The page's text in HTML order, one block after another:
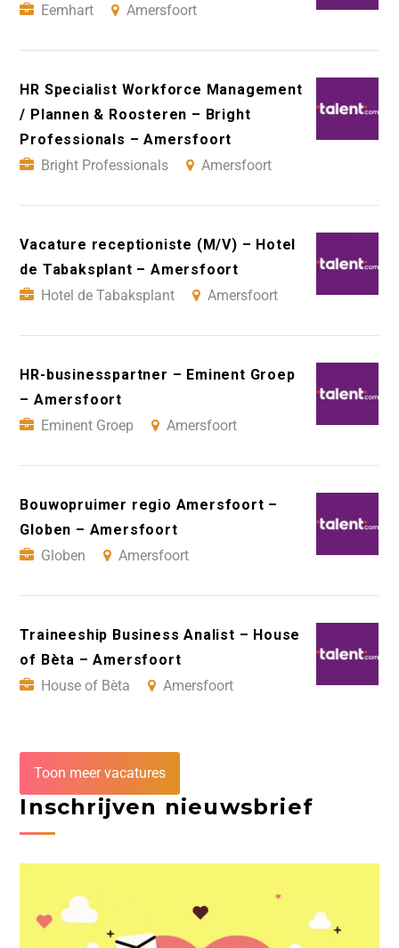
Eemhart
Amersfoort
HR Specialist Workforce Management
/ Plannen & Roosteren – Bright
Professionals – Amersfoort
Bright Professionals
Amersfoort
Vacature receptioniste (M/V) – Hotel
de Tabaksplant – Amersfoort
Hotel de Tabaksplant
Amersfoort
HR-businesspartner – Eminent Groep
– Amersfoort
Eminent Groep
Amersfoort
Bouwopruimer regio Amersfoort –
Globen – Amersfoort
Globen
Amersfoort
Traineeship Business Analist – House
of Bèta – Amersfoort
House of Bèta
Amersfoort
Toon meer vacatures
Inschrijven nieuwsbrief